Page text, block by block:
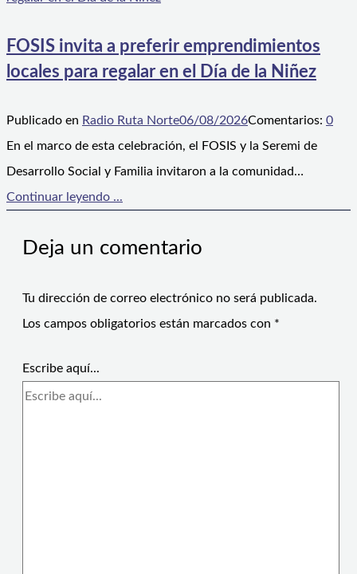
FOSIS invita a preferir emprendimientos
locales para regalar en el Día de la Niñez
Publicado en Radio Ruta Norte06/08/2026Comentarios: 0
En el marco de esta celebración, el FOSIS y la Seremi de
Desarrollo Social y Familia invitaron a la comunidad…
Continuar leyendo ...
Deja un comentario
Tu dirección de correo electrónico no será publicada.
Los campos obligatorios están marcados con *
Escribe aquí...